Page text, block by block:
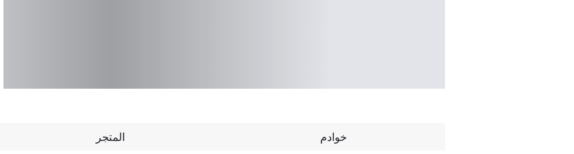
المتجر خوادم